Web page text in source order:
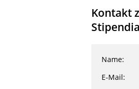
Kontakt
Name:
E-Mail: